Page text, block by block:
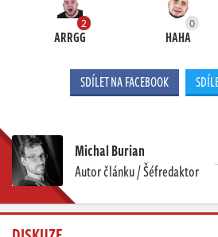
2
ARRGG
0
HAHA
SDÍLET NA FACEBOOK
Michal Burian
Autor článku / Šéfredaktor